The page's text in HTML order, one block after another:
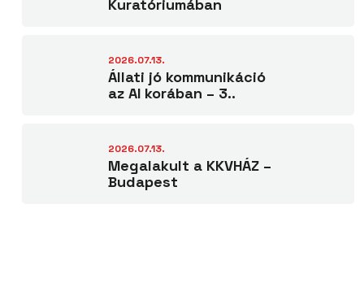
Kuratóriumában
2026.07.13.
Állati jó kommunikáció
az AI korában – 3..
2026.07.13.
Megalakult a KKVHÁZ –
Budapest